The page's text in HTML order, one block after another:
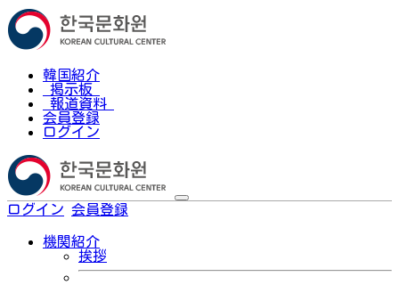
韓国紹介
掲示板
報道資料
会員登録
ログイン
ログイン 会員登録
機関紹介
挨拶